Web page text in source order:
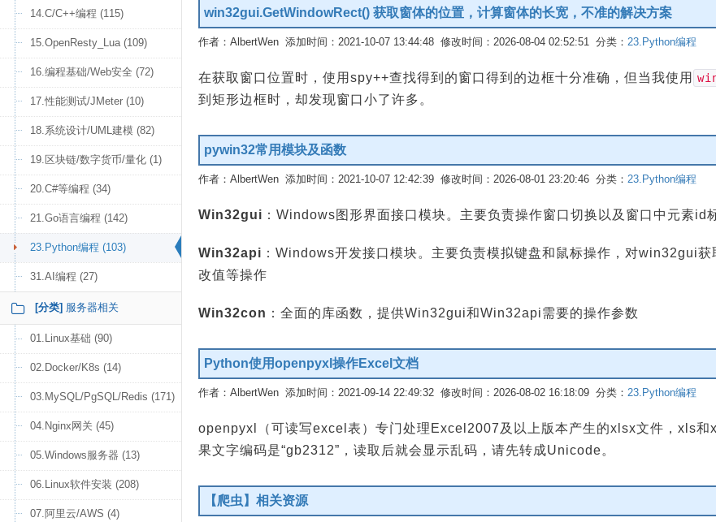
14.C/C++编程 (115)
15.OpenResty_Lua (109)
16.编程基础/Web安全 (72)
17.性能测试/JMeter (10)
18.系统设计/UML建模 (82)
19.区块链/数字货币/量化 (1)
20.C#等编程 (34)
21.Go语言编程 (142)
23.Python编程 (103)
31.AI编程 (27)
[分类] 服务器相关
01.Linux基础 (90)
02.Docker/K8s (14)
03.MySQL/PgSQL/Redis (171)
04.Nginx网关 (45)
05.Windows服务器 (13)
06.Linux软件安装 (208)
07.阿里云/AWS (4)
win32gui.GetWindowRect() 获取窗体的位置，计算窗体的长宽，不准的解决方案
作者：AlbertWen 添加时间：2021-10-07 13:44:48 修改时间：2026-08-04 02:52:51 分类： 23.Python编程
在获取窗口位置时，使用spy++查找得到的窗口得到的边框十分准确，但当我使用
到矩形边框时，却发现窗口小了许多。
pywin32常用模块及函数
作者：AlbertWen 添加时间：2021-10-07 12:42:39 修改时间：2026-08-01 23:20:46 分类： 23.Python编程
Win32gui ：Windows图形界面接口模块。主要负责操作窗口切换以及窗口中元素id
Win32api ：Windows开发接口模块。主要负责模拟键盘和鼠标操作，对win32gui
改值等操作
Win32con ：全面的库函数，提供Win32gui和Win32api需要的操作参数
Python使用openpyxl操作Excel文档
作者：AlbertWen 添加时间：2021-09-14 22:49:32 修改时间：2026-08-02 16:18:09 分类： 23.Python编程
openpyxl（可读写excel表）专门处理Excel2007及以上版本产生的xlsx文件，xls和
果文字编码是“gb2312”，读取后就会显示乱码，请先转成Unicode。
【爬虫】相关资源